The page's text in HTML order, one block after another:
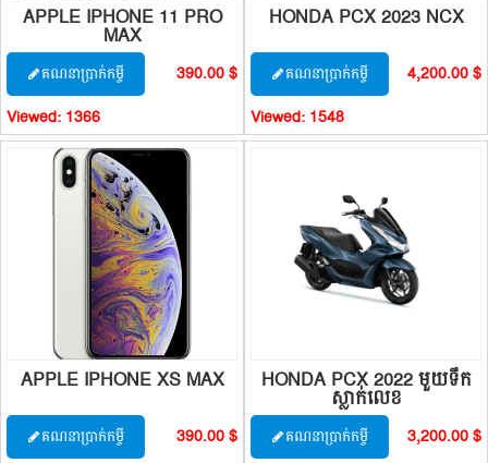
APPLE IPHONE 11 PRO
MAX
គណនាប្រាក់កម្ចី
390.00 $
Viewed:1366
HONDA PCX 2023 NCX
គណនាប្រាក់កម្ចី
4,200.00 $
Viewed:1548
APPLE IPHONE XS MAX
គណនាប្រាក់កម្ចី
390.00 $
HONDA PCX 2022 មួយទឹក
ស្លាក់លេខ
គណនាប្រាក់កម្ចី
3,200.00 $